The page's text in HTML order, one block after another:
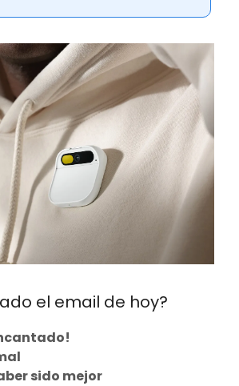
el email de hoy?
sido mejor